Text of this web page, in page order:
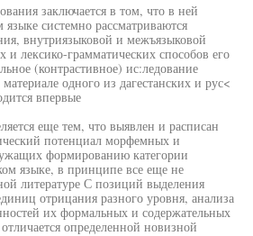
заключается в том, что в ней
языке системно рассматриваются
внутриязыковой и межъязыковой
и лексико-грамматических способов его
(контрастивное) ис:ледование
одного из дагестанских и рус<
впервые
еще тем, что выявлен и расписан
потенциал морфемных и
формированию категории
языке, в принципе все еще не
литературе С позиций выделения
отрицания разного уровня, анализа
их формальных и содержательных
определенной новизной